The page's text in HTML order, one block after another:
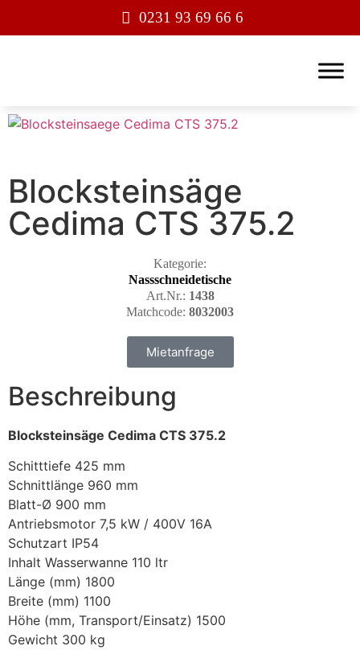
0231 93 69 66 6
Blocksteinsäge
Cedima CTS 375.2
Kategorie:
Nassschneidetische
Art.Nr.: 1438
Matchcode: 8032003
Mietanfrage
Beschreibung
Blocksteinsäge Cedima CTS 375.2
Schitttiefe 425 mm
Schnittlänge 960 mm
Blatt-Ø 900 mm
Antriebsmotor 7,5 kW / 400V 16A
Schutzart IP54
Inhalt Wasserwanne 110 ltr
Länge (mm) 1800
Breite (mm) 1100
Höhe (mm, Transport/Einsatz) 1500
Gewicht 300 kg